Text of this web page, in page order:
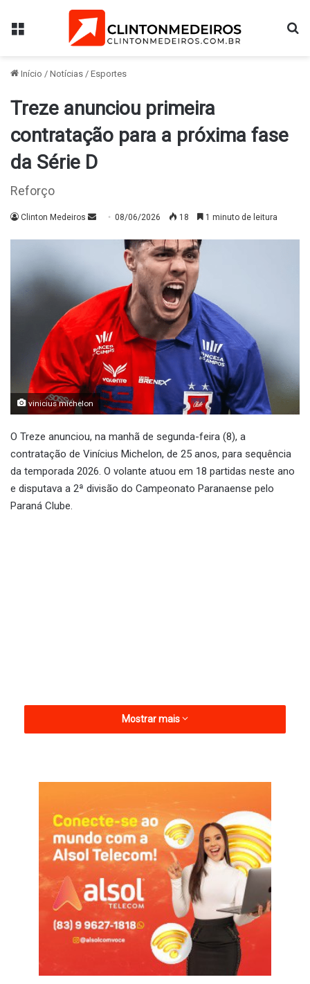
Menu
Início / Notícias / Esportes
Treze anunciou primeira
contratação para a próxima fase
da Série D
Reforço
Clinton Medeiros
Mande08/06/2026 18 1 minuto de leitura
vinicius michelon
O Treze anunciou, na manhã de segunda-feira (8), a
contratação de Vinícius Michelon, de 25 anos, para sequência
da temporada 2026. O volante atuou em 18 partidas neste ano
e disputava a 2ª divisão do Campeonato Paranaense pelo
Paraná Clube.
Com dupla nacionalidade (brasileira e italiana), Vinícius chega
ao Galo da Borborema após ser vice-campeão da 2ª divisão
do Paraná. O atleta também tem passagens por clubes
tradicionais como Figueirense-SC, Paraná-PR, Rio Branco-PR,
XV de Jaú-SP e Galo Maringá-PR.
O Galo encarou o Decisão no último sábado (6), em jogo
atrasado válido pela 5ª rodada da Série D do Campeonato
Brasileiro 2026, e o empate por 1 a 1 encaminhou a liderança
do Grupo A9 para equipe. Porém, o time de Adriano Souza
ainda pode deixar a 1ª posição da chave escapar na última
Mostrar mais